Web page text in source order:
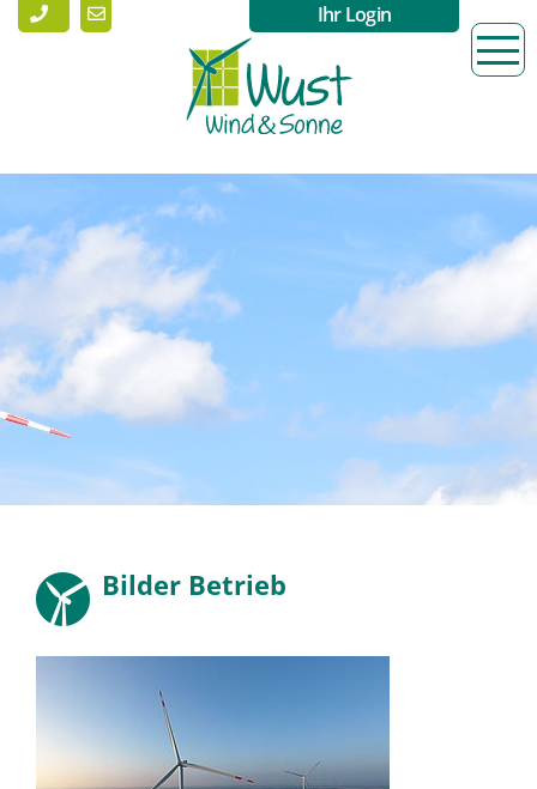
Ihr Login
Bilder Betrieb